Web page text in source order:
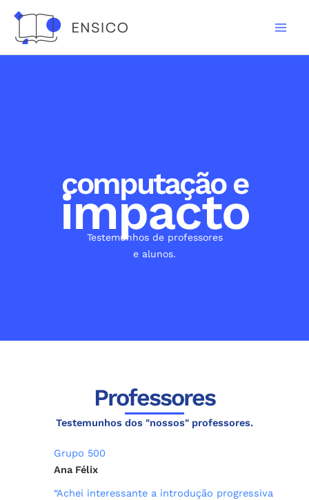
content
computação e
impacto
Testemunhos de professores
e alunos.
Professores
Testemunhos dos "nossos" professores.
Grupo 500
Ana Félix
“Achei interessante a introdução progressiva